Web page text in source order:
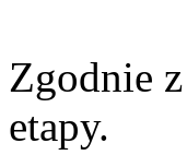
Zgodnie
etapy.